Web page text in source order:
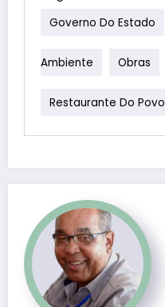
Governo Do Estado
Ambiente Obras
Restaurante Do Povo